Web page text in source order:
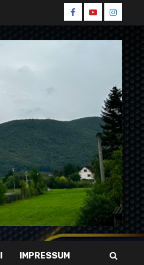
Spin
Facebook
Spin
Youtube
Spin
IMPRESSUM